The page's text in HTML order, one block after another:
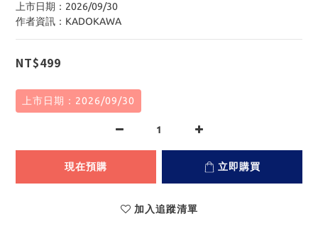
上市日期：2026/09/30
作者資訊：KADOKAWA
NT$499
上市日期：2026/09/30
現在預購 立即購買
加入追蹤清單